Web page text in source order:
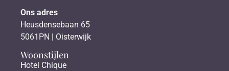
Ons adres
Heusdensebaan 65
5061PN | Oisterwijk
Woonstijlen
Hotel Chique